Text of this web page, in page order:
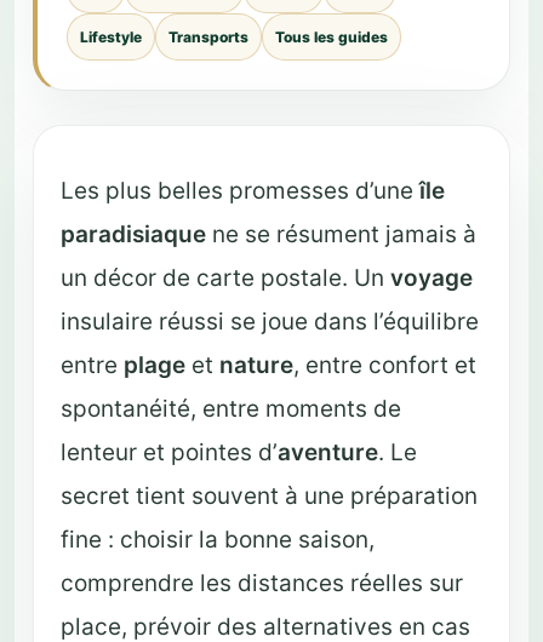
Lifestyle Transports Tous les guides
Les plus belles promesses d’uneîle
paradisiaquene se résument jamais à
un décor de carte postale. Un voyage
insulaire réussi se joue dans l’équilibre
entre plageet nature, entre confort et
spontanéité, entre moments de
lenteur et pointes d’aventure. Le
secret tient souvent à une préparation
fine : choisir la bonne saison,
comprendre les distances réelles sur
place, prévoir des alternatives en cas